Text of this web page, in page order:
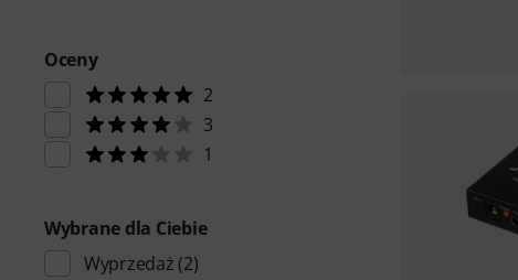
Oceny
2
3
1
Wybrane dla Ciebie
Wyprzedaż (2)